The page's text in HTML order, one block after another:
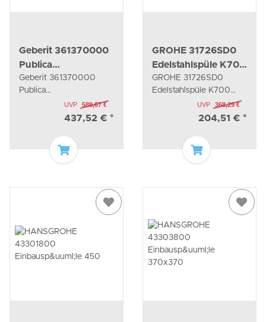
Geberit 361370000
Publica
Mehrzweckbecken
mit Überlauf
Geberit 361370000
Publica
Mehrzweckbecken mit
UVP 589,67 €
437,52 € *
In den Warenkorb
GROHE 31726SD0
Edelstahlspüle K700
31726 mit 1 Becken
550x450 mm
GROHE 31726SD0
Edelstahlspüle K700
31726 mit 1 Becken
550x450 mm
UVP 368,29 €
204,51 € *
In den